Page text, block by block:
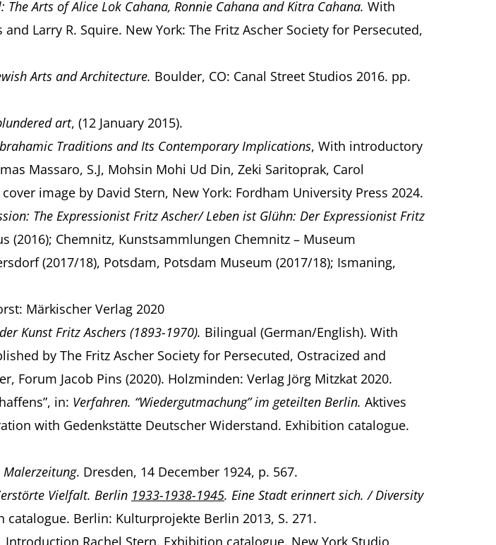
The Arts of Alice Lok Cahana, Ronnie Cahana and Kitra Cahana. With
Larry R. Squire. New York: The Fritz Ascher Society for Persecuted,
Arts and Architecture. Boulder, CO: Canal Street Studios 2016. pp.
art, (12 January 2015).
Traditions and Its Contemporary Implications, With introductory
Massaro, S.J, Mohsin Mohi Ud Din, Zeki Saritoprak, Carol
image by David Stern, New York: Fordham University Press 2024.
The Expressionist Fritz Ascher/ Leben ist Glühn: Der Expressionist Fritz
(2016); Chemnitz, Kunstsammlungen Chemnitz – Museum
(2017/18), Potsdam, Potsdam Museum (2017/18); Ismaning,
Märkischer Verlag 2020
Kunst Fritz Aschers (1893-1970). Bilingual (German/English). With
by The Fritz Ascher Society for Persecuted, Ostracized and
Forum Jacob Pins (2020). Holzminden: Verlag Jörg Mitzkat 2020.
in: Verfahren. “Wiedergutmachung” im geteilten Berlin. Aktives
with Gedenkstätte Deutscher Widerstand. Exhibition catalogue.
Malerzeitung. Dresden, 14 December 1924, p. 567.
Vielfalt. Berlin 1933-1938-1945. Eine Stadt erinnert sich. / Diversity
catalogue. Berlin: Kulturprojekte Berlin 2013, S. 271.